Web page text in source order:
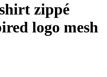
zippé
logo mesh